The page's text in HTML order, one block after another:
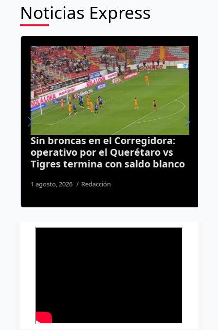
Noticias Express
Sin broncas en el Corregidora:
operativo por el Querétaro vs
Tigres termina con saldo blanco
1 agosto, 2026 Redacción